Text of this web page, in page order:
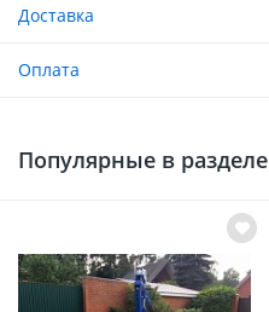
Доставка
Оплата
Популярные в разделе